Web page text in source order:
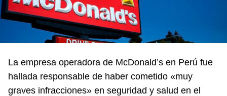
La empresa operadora de McDonald’s en Perú fue
hallada responsable de haber cometido «muy
graves infracciones» en seguridad y salud en el